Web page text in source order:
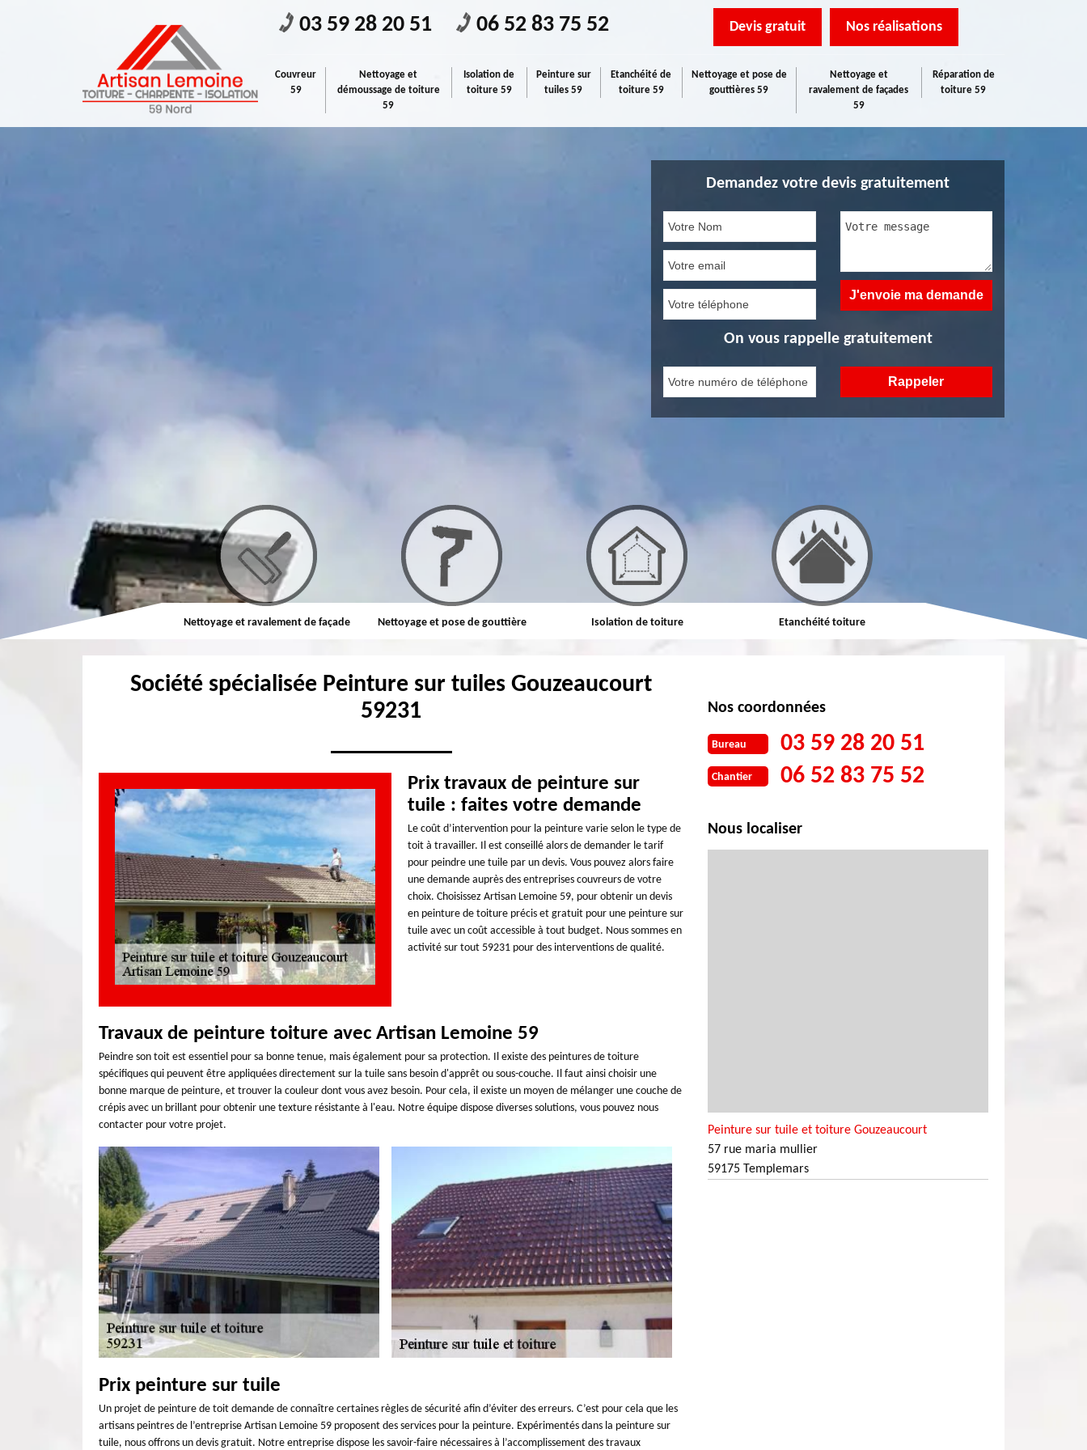
03 59 28 20 51 06 52 83 75 52 Devis gratuit Nos réalisations
Couvreur
59
Nettoyage et
démoussage de toiture
59
Isolation de
toiture 59
Peinture sur
tuiles 59
Etanchéité de
toiture 59
Nettoyage et pose de
gouttières 59
Nettoyage et
ravalement de façades
59
Réparation de
toiture 59
Demandez votre devis gratuitement
On vous rappelle gratuitement
Couvreur Nettoyage et ravalement de façade Nettoyage et pose de gouttière Isolation de toiture Etanchéité toiture Réparation de toiture
Société spécialisée Peinture sur tuiles Gouzeaucourt
59231
Prix travaux de peinture sur
tuile : faites votre demande
Le coût d’intervention pour la peinture varie selon le type de
toit à travailler. Il est conseillé alors de demander le tarif
pour peindre une tuile par un devis. Vous pouvez alors faire
une demande auprès des entreprises couvreurs de votre
choix. Choisissez Artisan Lemoine 59, pour obtenir un devis
en peinture de toiture précis et gratuit pour une peinture sur
tuile avec un coût accessible à tout budget. Nous sommes en
activité sur tout 59231 pour des interventions de qualité.
Travaux de peinture toiture avec Artisan Lemoine 59
Peindre son toit est essentiel pour sa bonne tenue, mais également pour sa protection. Il existe des peintures de toiture
spécifiques qui peuvent être appliquées directement sur la tuile sans besoin d'apprêt ou sous-couche. Il faut ainsi choisir une
bonne marque de peinture, et trouver la couleur dont vous avez besoin. Pour cela, il existe un moyen de mélanger une couche de
crépis avec un brillant pour obtenir une texture résistante à l'eau. Notre équipe dispose diverses solutions, vous pouvez nous
contacter pour votre projet.
Prix peinture sur tuile
Un projet de peinture de toit demande de connaître certaines règles de sécurité afin d’éviter des erreurs. C’est pour cela que les
artisans peintres de l’entreprise Artisan Lemoine 59 proposent des services pour la peinture. Expérimentés dans la peinture sur
tuile, nous offrons un devis gratuit. Notre entreprise dispose les savoir-faire nécessaires à l’accomplissement des travaux
Nos coordonnées
Bureau 03 59 28 20 51
Chantier 06 52 83 75 52
Nous localiser
Peinture sur tuile et toiture Gouzeaucourt
57 rue maria mullier
59175 Templemars